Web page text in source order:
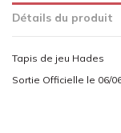
Détails du produit
Tapis de jeu Hades
Sortie Officielle le 06/